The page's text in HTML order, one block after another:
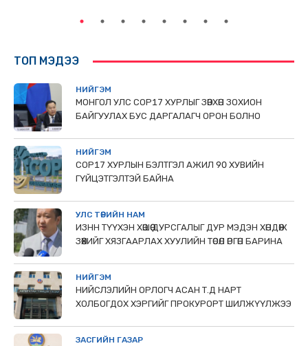
ТОП МЭДЭЭ
НИЙГЭМ
МОНГОЛ УЛС СОР17 ХУРЛЫГ ЗӨВХӨН ЗОХИОН
БАЙГУУЛАХ БУС ДАРГАЛАГЧ ОРОН БОЛНО
НИЙГЭМ
COP17 ХУРЛЫН БЭЛТГЭЛ АЖИЛ 90 ХУВИЙН
ГҮЙЦЭТГЭЛТЭЙ БАЙНА
УЛС ТӨРИЙН НАМ
ИЗНН ТҮҮХЭН ХӨШӨӨ ДУРСГАЛЫГ ДУР МЭДЭН ХӨНДӨЖ
ЗӨӨХИЙГ ХЯЗГААРЛАХ ХУУЛИЙН ТӨСӨЛ ӨРГӨН БАРИНА
НИЙГЭМ
НИЙСЛЭЛИЙН ОРЛОГЧ АСАН Т.Д НАРТ
ХОЛБОГДОХ ХЭРГИЙГ ПРОКУРОРТ ШИЛЖҮҮЛЖЭЭ
ЗАСГИЙН ГАЗАР